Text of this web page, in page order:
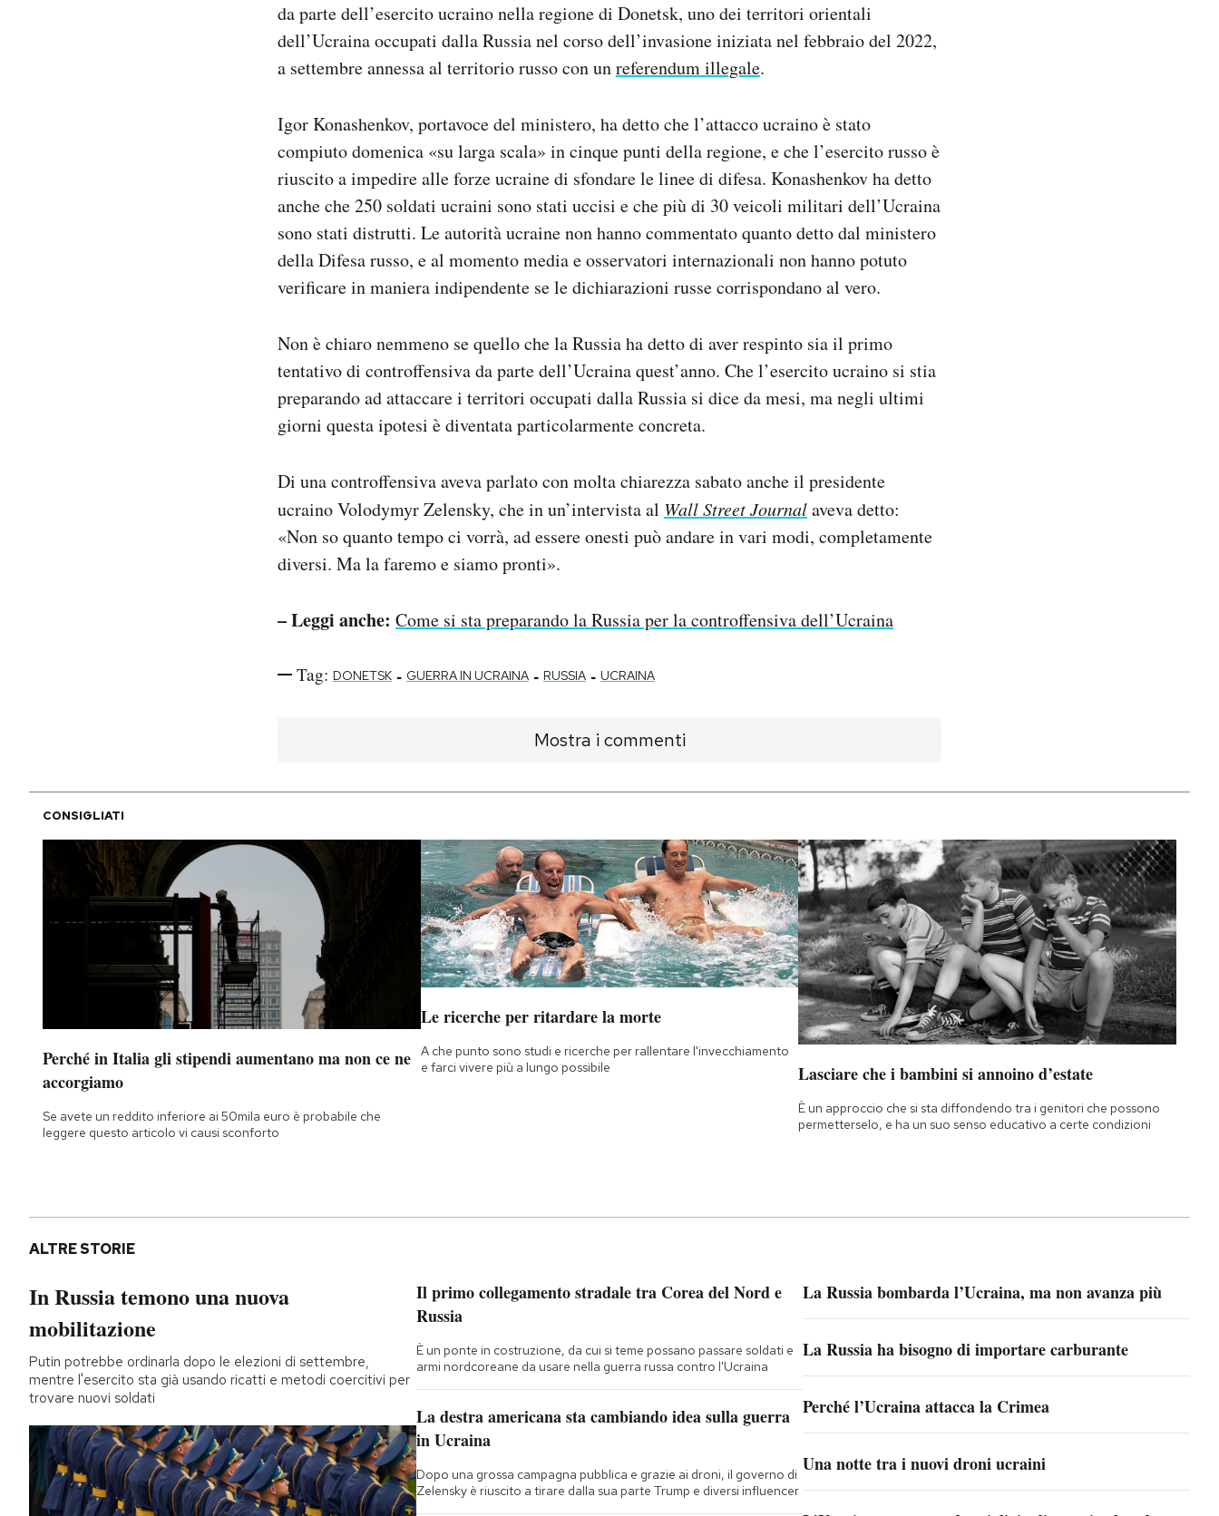
da parte dell’esercito ucraino nella regione di Donetsk, uno dei territori orientali
dell’Ucraina occupati dalla Russia nel corso dell’invasione iniziata nel febbraio del 2022,
a settembre annessa al territorio russo con unreferendum illegale.
Igor Konashenkov, portavoce del ministero, ha detto che l’attacco ucraino è stato
compiuto domenica «su larga scala» in cinque punti della regione, e che l’esercito russo è
riuscito a impedire alle forze ucraine di sfondare le linee di difesa. Konashenkov ha detto
anche che 250 soldati ucraini sono stati uccisi e che più di 30 veicoli militari dell’Ucraina
sono stati distrutti. Le autorità ucraine non hanno commentato quanto detto dal ministero
della Difesa russo, e al momento media e osservatori internazionali non hanno potuto
verificare in maniera indipendente se le dichiarazioni russe corrispondano al vero.
Non è chiaro nemmeno se quello che la Russia ha detto di aver respinto sia il primo
tentativo di controffensiva da parte dell’Ucraina quest’anno. Che l’esercito ucraino si stia
preparando ad attaccare i territori occupati dalla Russia si dice da mesi, ma negli ultimi
giorni questa ipotesi è diventata particolarmente concreta.
Di una controffensiva aveva parlato con molta chiarezza sabato anche il presidente
ucraino Volodymyr Zelensky, che in un’intervista al Wall Street Journalaveva detto:
«Non so quanto tempo ci vorrà, ad essere onesti può andare in vari modi, completamente
diversi. Ma la faremo e siamo pronti».
– Leggi anche: Come si sta preparando la Russia per la controffensiva dell’Ucraina
Tag: DONETSK - GUERRA IN UCRAINA - RUSSIA - UCRAINA
Mostra i commenti
CONSIGLIATI
Perché in Italia gli stipendi aumentano ma non ce ne
accorgiamo
Se avete un reddito inferiore ai 50mila euro è probabile che
leggere questo articolo vi causi sconforto
Le ricerche per ritardare la morte
A che punto sono studi e ricerche per rallentare l'invecchiamento
e farci vivere più a lungo possibile
Lasciare che i bambini si annoino d’estate
È un approccio che si sta diffondendo tra i genitori che possono
permetterselo, e ha un suo senso educativo a certe condizioni
ALTRE STORIE
In Russia temono una nuova
mobilitazione
Putin potrebbe ordinarla dopo le elezioni di settembre,
mentre l'esercito sta già usando ricatti e metodi coercitivi per
trovare nuovi soldati
Il primo collegamento stradale tra Corea del Nord e
Russia
È un ponte in costruzione, da cui si teme possano passare soldati e
armi nordcoreane da usare nella guerra russa contro l'Ucraina
La destra americana sta cambiando idea sulla guerra
in Ucraina
Dopo una grossa campagna pubblica e grazie ai droni, il governo di
Zelensky è riuscito a tirare dalla sua parte Trump e diversi influencer
La Russia bombarda l’Ucraina, ma non avanza più
La Russia ha bisogno di importare carburante
Perché l’Ucraina attacca la Crimea
Una notte tra i nuovi droni ucraini